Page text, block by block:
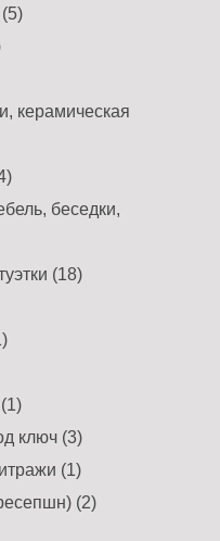
керамическая
беседки,
(18)
ключ (3)
(1)
(2)